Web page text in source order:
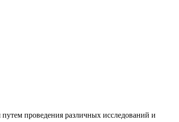
проведения различных исследований и